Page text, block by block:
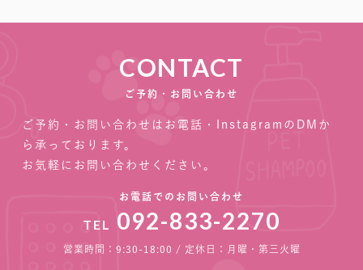
CONTACT
ご予約・お問い合わせ
ご予約・お問い合わせはお電話・InstagramのDMか
ら承っております。
お気軽にお問い合わせください。
お電話でのお問い合わせ
TEL 092-833-2270
営業時間：9:30-18:00 / 定休日：月曜・第三火曜